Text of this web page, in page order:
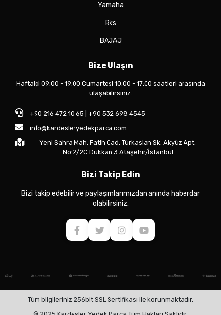
Yamaha
Rks
BAJAJ
Bize Ulaşın
Haftaiçi 09:00 - 19:00 Cumartesi 10:00 - 17:00 saatleri arasında
ulaşabilirsiniz.
+90 216 472 10 65 | +90 532 698 4545
info@kardesleryedekparca.com
Yeni Sahra Mah. Fatih Cad. Türkaslan Sk. Akyüz Apt.
No:2/2C Dükkan 3 Ataşehir/İstanbul
Bizi Takip Edin
Bizi takip edebilir ve paylaşımlarımızdan anında haberdar
olabilirsiniz.
Tüm bilgileriniz 256bit SSL Sertifikası ile korunmaktadır.